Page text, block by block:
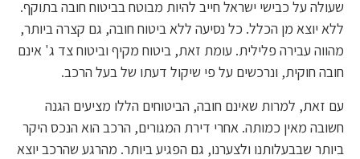
שעולה על כבישי ישראל חייב להיות מבוטח בביטוח חובה בתוקף.
ללא יוצא מן הכלל. כל נסיעה ללא ביטוח חובה, גם קצרה ביותר,
מהווה עבירה פלילית. עומת זאת, ביטוח מקיף וביטוח צד ג' אינם
חובה חוקית, ונרכשים על פי שיקול דעתו של בעל הרכב.
עם זאת, למרות שאינם חובה, הביטוחים הללו מציעים הגנה
חשובה מאין כמותה. אחרי דירת המגורים, הרכב הוא הנכס היקר
ביותר שבבעלותנו ולצערנו, גם הפגיע ביותר. מהרגע שהרכב יוצא